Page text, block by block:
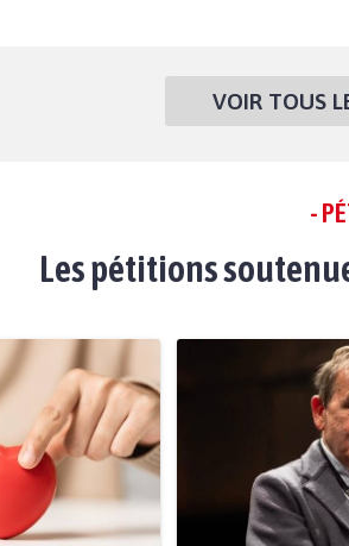
VOIR TOUS
-
Les pétitions